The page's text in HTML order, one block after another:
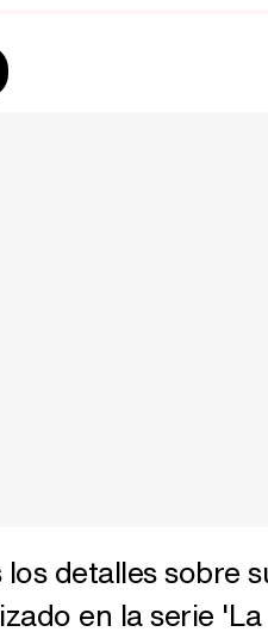
detalles sobre
en la serie 'La